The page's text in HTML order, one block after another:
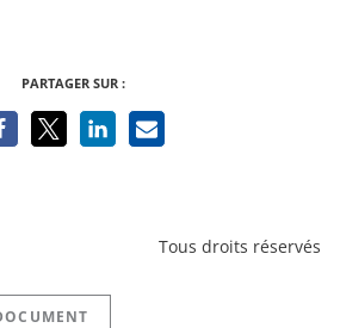
PARTAGER SUR :
Tous droits réservés